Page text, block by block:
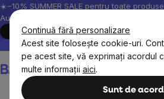
Continuă fără personalizare
Acest site folosește cookie-uri.
pe acest site, vă exprimați acordul
multe informații aici.
Sunt de acord
Treci
la
conținut
☀️−10% SUMMER SALE pentru toate
August, 2026.
Cumpără acum
Peste 200.000 de recenzii verificate